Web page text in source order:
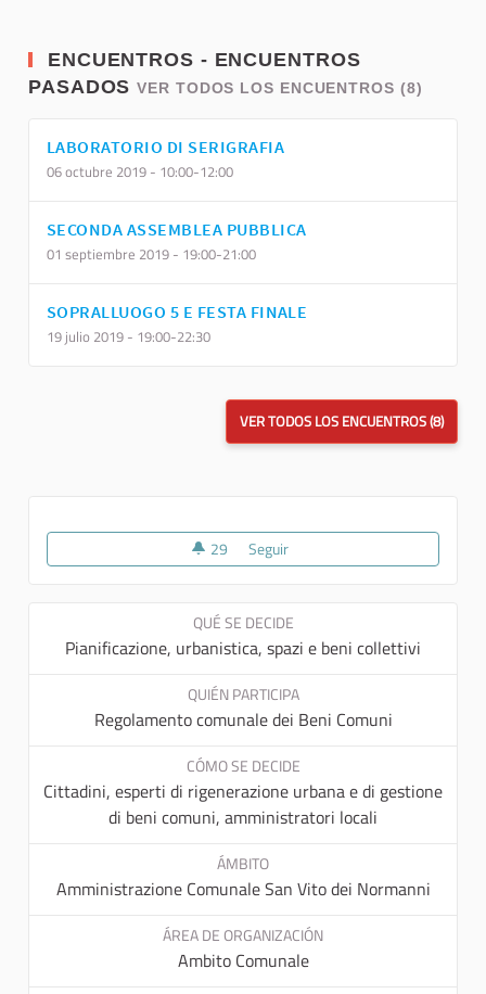
ENCUENTROS - ENCUENTROS
PASADOSVER TODOS LOS ENCUENTROS (8)
LABORATORIO DI SERIGRAFIA
06 octubre 2019 - 10:00-12:00
SECONDA ASSEMBLEA PUBBLICA
01 septiembre 2019 - 19:00-21:00
SOPRALLUOGO 5 E FESTA FINALE
19 julio 2019 - 19:00-22:30
VER TODOS LOS ENCUENTROS (8)
29 29 seguidoras
SeguirSANTU VITU MIA RELOADED
QUÉ SE DECIDE
Pianificazione, urbanistica, spazi e beni collettivi
QUIÉN PARTICIPA
Regolamento comunale dei Beni Comuni
CÓMO SE DECIDE
Cittadini, esperti di rigenerazione urbana e di gestione
di beni comuni, amministratori locali
ÁMBITO
Amministrazione Comunale San Vito dei Normanni
ÁREA DE ORGANIZACIÓN
Ambito Comunale